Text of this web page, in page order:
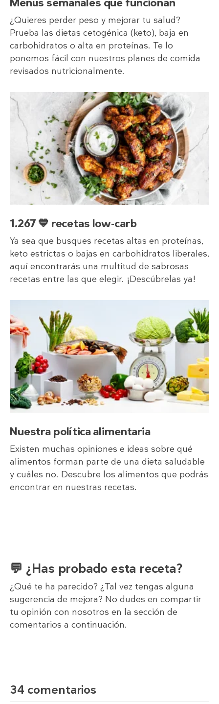
¿Quieres perder peso y mejorar tu salud?
Prueba las dietas cetogénica (keto), baja en
carbohidratos o alta en proteínas. Te lo
ponemos fácil con nuestros planes de comida
revisados nutricionalmente.
1.267 💙 recetas low-carb
Ya sea que busques recetas altas en proteínas,
keto estrictas o bajas en carbohidratos liberales,
aquí encontrarás una multitud de sabrosas
recetas entre las que elegir. ¡Descúbrelas ya!
Nuestra política alimentaria
Existen muchas opiniones e ideas sobre qué
alimentos forman parte de una dieta saludable
y cuáles no. Descubre los alimentos que podrás
encontrar en nuestras recetas.
💬 ¿Has probado esta receta?
¿Qué te ha parecido? ¿Tal vez tengas alguna
sugerencia de mejora? No dudes en compartir
tu opinión con nosotros en la sección de
comentarios a continuación.
34 comentarios